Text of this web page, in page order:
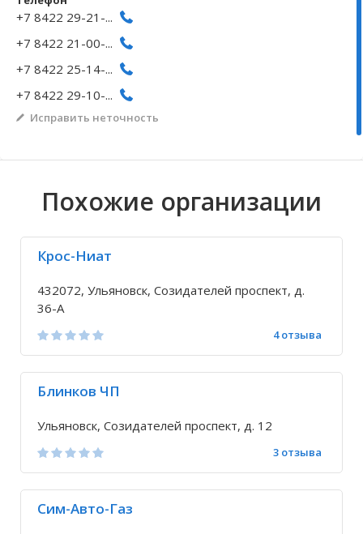
Волгоградская область
Кировоградская область
Восточно-Казахстанская область
+7 8422 29-21-...
+7 8422 21-00-...
+7 8422 25-14-...
+7 8422 29-10-...
Исправить неточность
Похожие организации
Крос-Ниат
432072, Ульяновск, Созидателей проспект, д.
36-А
4 отзыва
Блинков ЧП
Ульяновск, Созидателей проспект, д. 12
3 отзыва
Сим-Авто-Газ